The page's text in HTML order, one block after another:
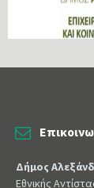
Δήμος
Εθνικής